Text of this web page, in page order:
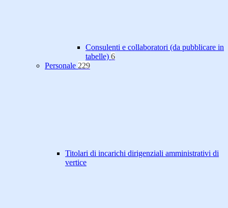
Consulenti e collaboratori (da pubblicare in
tabelle) 6
Personale 229
Titolari di incarichi dirigenziali amministrativi di
vertice